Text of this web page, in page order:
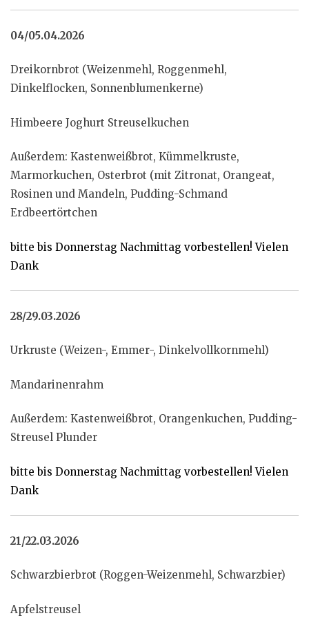
04/05.04.2026
Dreikornbrot (Weizenmehl, Roggenmehl,
Dinkelflocken, Sonnenblumenkerne)
Himbeere Joghurt Streuselkuchen
Außerdem: Kastenweißbrot, Kümmelkruste,
Marmorkuchen, Osterbrot (mit Zitronat, Orangeat,
Rosinen und Mandeln, Pudding-Schmand
Erdbeertörtchen
bitte bis Donnerstag Nachmittag vorbestellen! Vielen
Dank
28/29.03.2026
Urkruste (Weizen-, Emmer-, Dinkelvollkornmehl)
Mandarinenrahm
Außerdem: Kastenweißbrot, Orangenkuchen, Pudding-
Streusel Plunder
bitte bis Donnerstag Nachmittag vorbestellen! Vielen
Dank
21/22.03.2026
Schwarzbierbrot (Roggen-Weizenmehl, Schwarzbier)
Apfelstreusel